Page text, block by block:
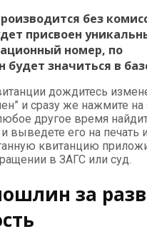
без
присвоен
номер, по
будет значиться в
дождитесь
и сразу же нажмите на
другое время
выведете его на печать
квитанцию
в ЗАГС или суд.
за